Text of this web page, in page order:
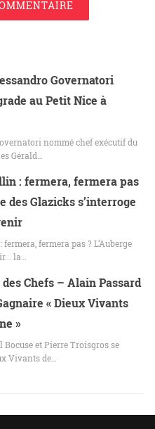
Governatori
au Petit Nice à
nommé chef exécutif du
Gérald…
: fermera, fermera pas
des Glazicks s’interroge
fermera pas ? L’Auberge
la…
des Chefs – Alain Passard
« Dieux Vivants
»
Bocuse et Pierre Troisgros se
Vivants de…